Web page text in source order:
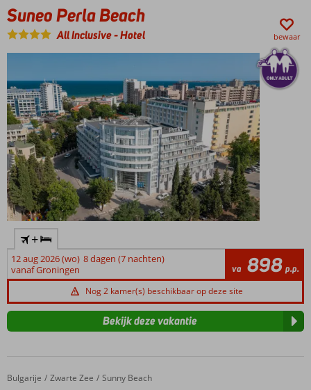
Inclusive
genieten
en oud
Suneo Perla Beach
All Inclusive-Hotel bewaar
+
12 aug 2026 (wo) 8 dagen (7 nachten)
vanaf Groningen
va 898 p.p.
Nog 2 kamer(s) beschikbaar op deze site
Bekijk deze vakantie
Home
Bulgarije Zwarte Zee Sunny Beach
IM Dreamer